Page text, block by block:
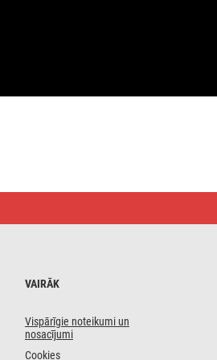
VAIRĀK
Vispārīgie noteikumi un
nosacījumi
Cookies